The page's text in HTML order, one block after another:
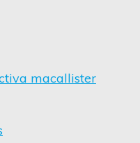
macallister